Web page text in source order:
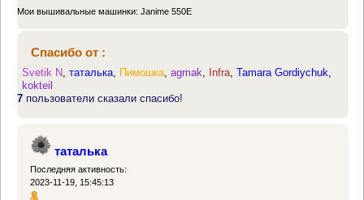
Мои вышивальные машинки: Janime 550E
Спасибо от :
Svetik N,таталька, Пимошка,agmak, Infra,Tamara Gordiychuk,
kokteil
7 пользователи сказали спасибо!
таталька
Последняя активность:
2023-11-19, 15:45:13